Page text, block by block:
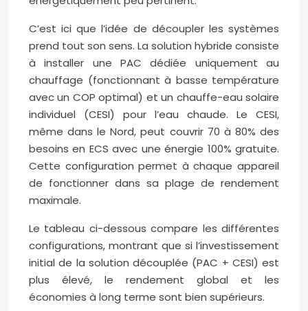
C’est ici que l’idée de découpler les systèmes
prend tout son sens. La solution hybride consiste
à installer une PAC dédiée uniquement au
chauffage (fonctionnant à basse température
avec un COP optimal) et un chauffe-eau solaire
individuel (CESI) pour l’eau chaude. Le CESI,
même dans le Nord, peut couvrir 70 à 80% des
besoins en ECS avec une énergie 100% gratuite.
Cette configuration permet à chaque appareil
de fonctionner dans sa plage de rendement
maximale.
Le tableau ci-dessous compare les différentes
configurations, montrant que si l’investissement
initial de la solution découplée (PAC + CESI) est
plus élevé, le rendement global et les
économies à long terme sont bien supérieurs.